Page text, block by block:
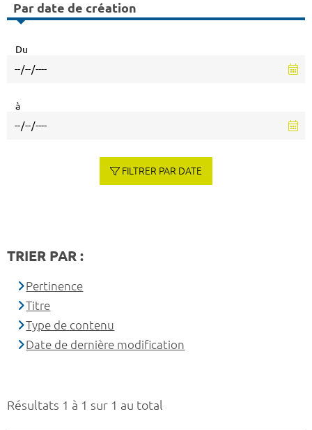
Résultats 1 à 1 sur 1 au total
Par date de création
Du
à
FILTRER PAR DATE
TRIER PAR :
Pertinence
Titre
Type de contenu
Date de dernière modification